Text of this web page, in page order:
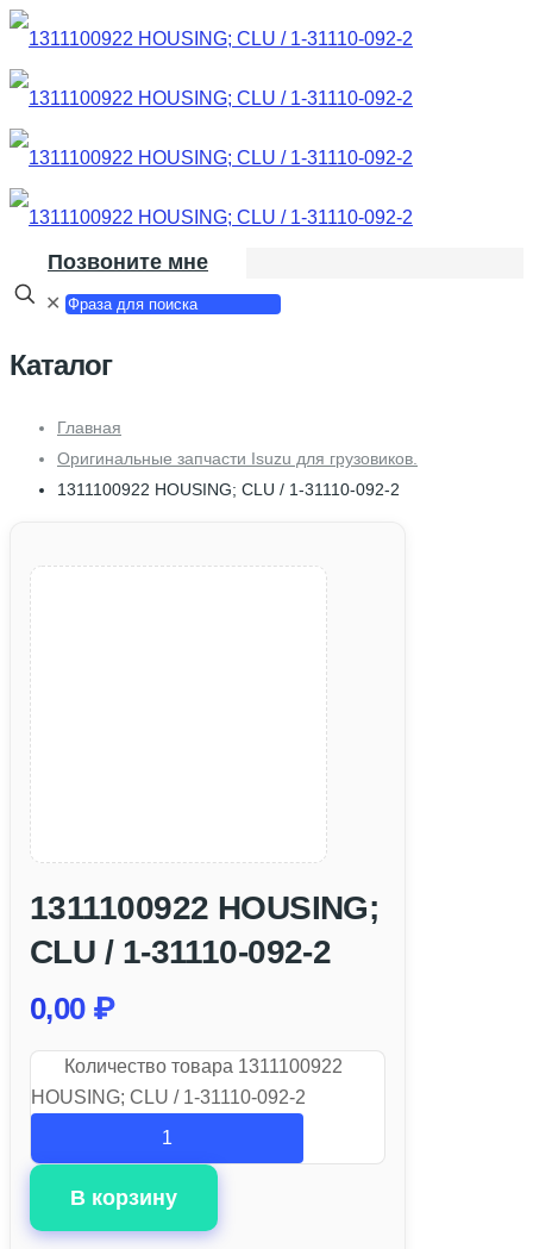
Позвоните мне
✕
Каталог
Главная
Оригинальные запчасти Isuzu для грузовиков.
1311100922 HOUSING; CLU / 1-31110-092-2
1311100922 HOUSING;
CLU / 1-31110-092-2
0,00 ₽
Количество товара 1311100922
HOUSING; CLU / 1-31110-092-2
В корзину